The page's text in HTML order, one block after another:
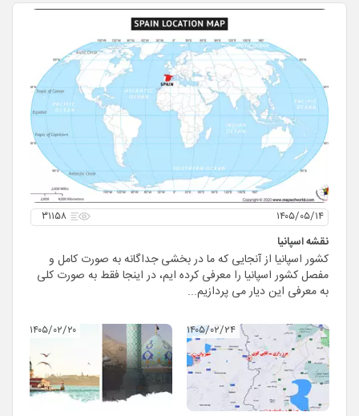
۱۴۰۵/۰۵/۱۴ ۳۱۱۵۸
نقشه اسپانیا
کشور اسپانیا از آنجایی که ما در بخشی جداگانه به صورت کامل و
مفصل کشور اسپانیا را معرفی کرده ایم، در اینجا فقط به صورت کلی
به معرفی این دیار می پردازیم...
۱۴۰۵/۰۲/۲۴ ۱۴۰۵/۰۲/۲۰